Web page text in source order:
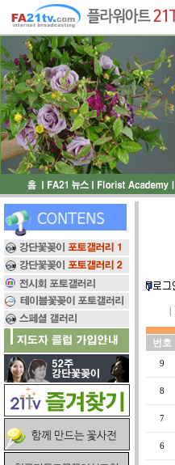
번호
9
8
7
6